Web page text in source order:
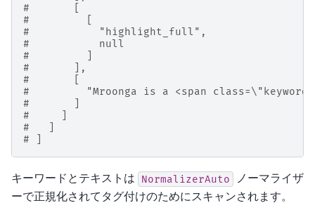
#       [
#         [
#           "highlight_full",
#           null
#         ]
#       ],
#       [
#         "Mroonga is a <span
#       ]
#     ]
#   ]
# ]
キーワードとテキストは NormalizerAuto
ノーマライザ
ーで正規化されてタグ付けのためにスキャンされます。